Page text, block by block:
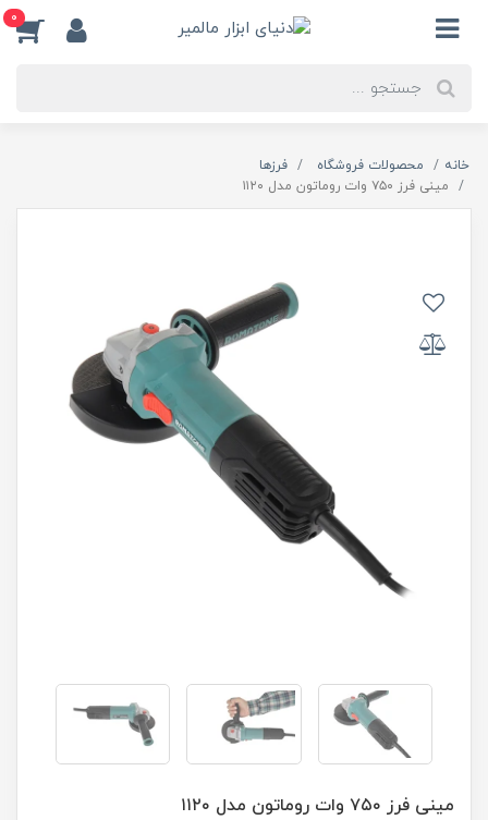
0
خانه محصولات فروشگاه
فرزها
مینی فرز ۷۵۰ وات روماتون مدل ۱۱۲۰
مینی فرز ۷۵۰ وات روماتون مدل ۱۱۲۰